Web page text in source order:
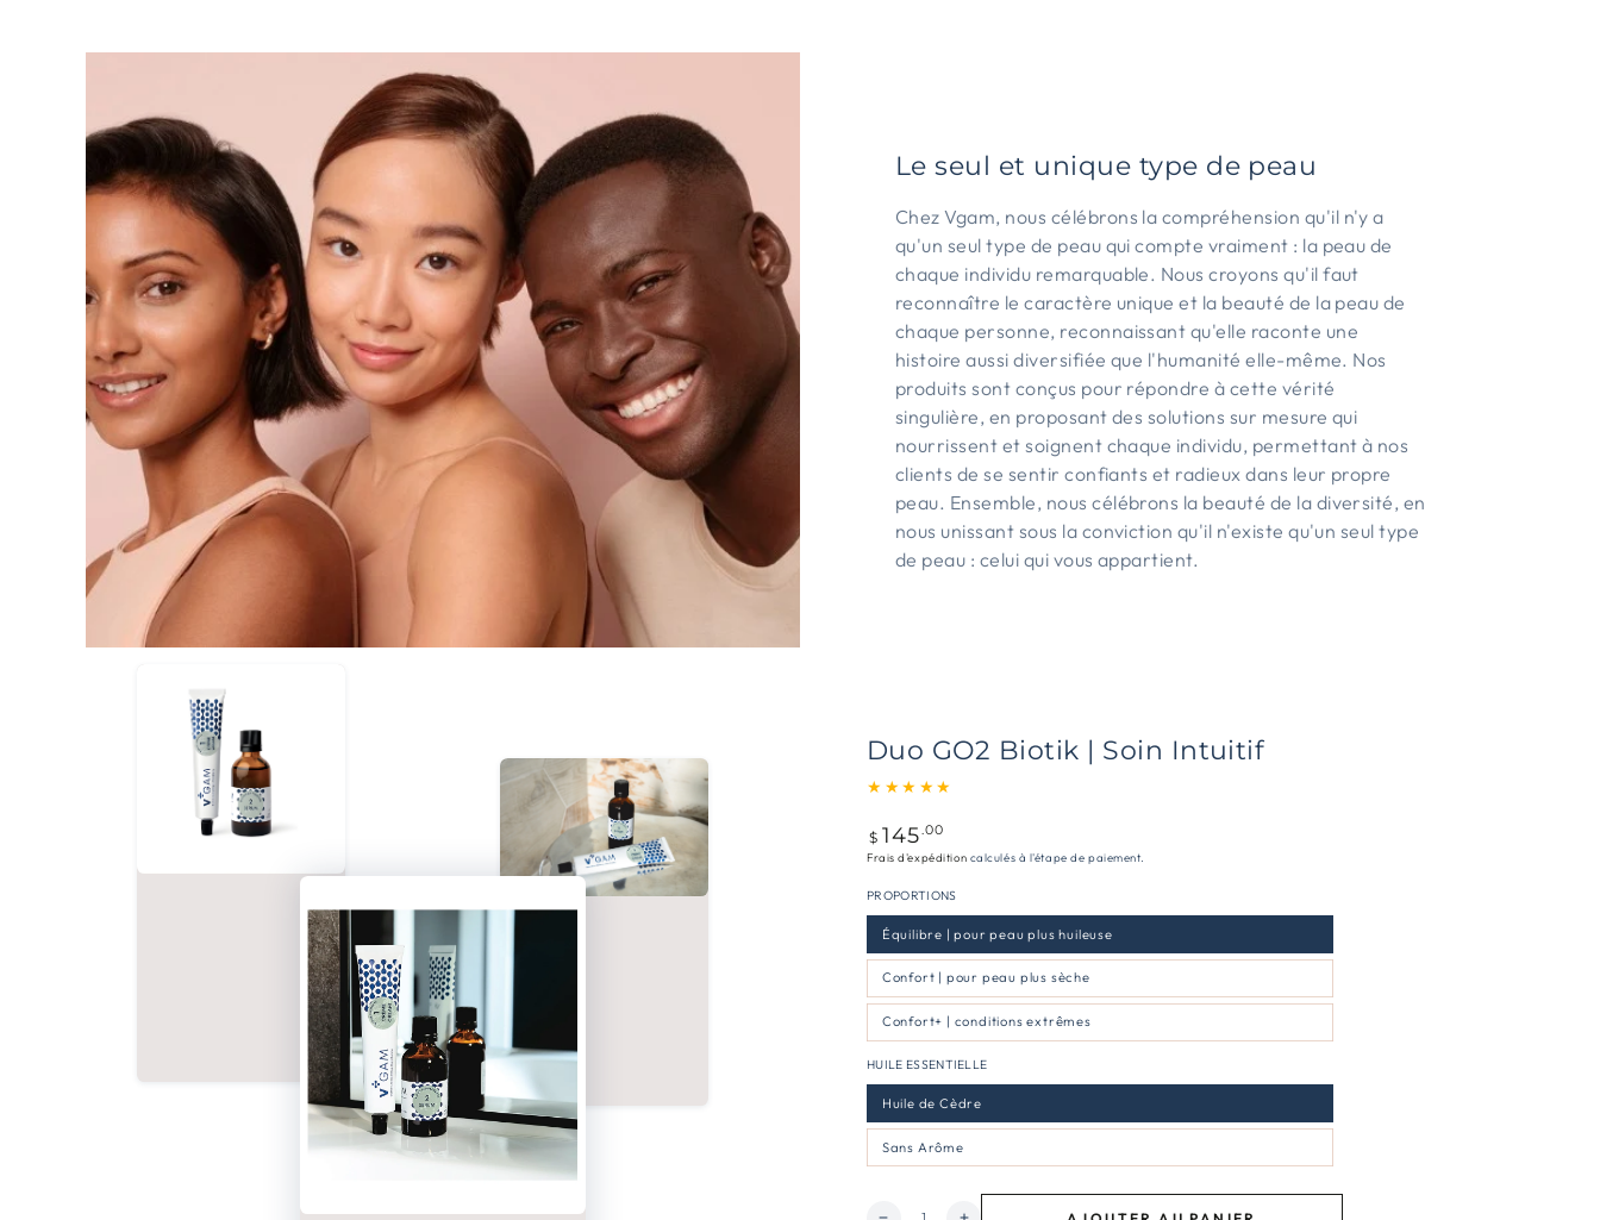
Le seul et unique type de peau
Chez Vgam, nous célébrons la compréhension qu'il n'y a
qu'un seul type de peau qui compte vraiment : la peau de
chaque individu remarquable. Nous croyons qu'il faut
reconnaître le caractère unique et la beauté de la peau de
chaque personne, reconnaissant qu'elle raconte une
histoire aussi diversifiée que l'humanité elle-même. Nos
produits sont conçus pour répondre à cette vérité
singulière, en proposant des solutions sur mesure qui
nourrissent et soignent chaque individu, permettant à nos
clients de se sentir confiants et radieux dans leur propre
peau. Ensemble, nous célébrons la beauté de la diversité, en
nous unissant sous la conviction qu'il n'existe qu'un seul type
de peau : celui qui vous appartient.
Duo GO2 Biotik | Soin Intuitif
Prix
normal
$ 145.00
Frais d'expédition calculés à l'étape de paiement.
PROPORTIONS
Équilibre | pour peau plus huileuse
Confort | pour peau plus sèche
Confort+ | conditions extrêmes
HUILE ESSENTIELLE
Huile de Cèdre
Sans Arôme
Quantité